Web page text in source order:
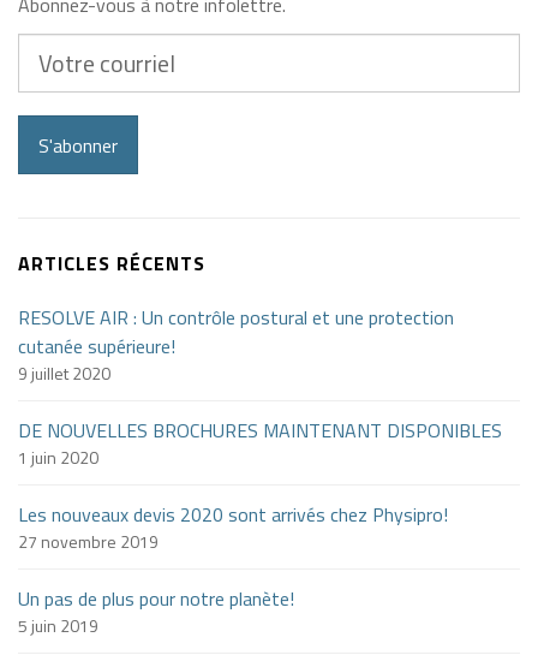
courriel
S'abonner
ARTICLES RÉCENTS
RESOLVE AIR : Un contrôle postural et une protection
cutanée supérieure!
9 juillet 2020
DE NOUVELLES BROCHURES MAINTENANT DISPONIBLES
1 juin 2020
Les nouveaux devis 2020 sont arrivés chez Physipro!
27 novembre 2019
Un pas de plus pour notre planète!
5 juin 2019